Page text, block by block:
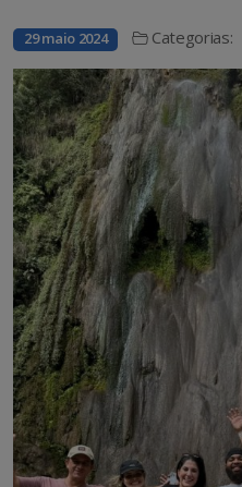
29 maio 2024 Categorias: